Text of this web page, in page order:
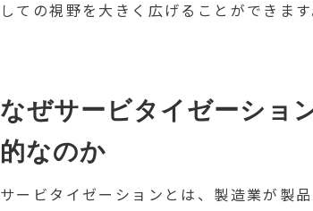
しての視野を大きく広げることができます
なぜサービタイゼーショ
的なのか
サービタイゼーションとは、製造業が製